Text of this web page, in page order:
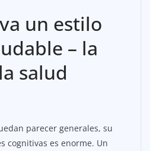
un estilo
– la
salud
parecer generales, su
cognitivas es enorme. Un